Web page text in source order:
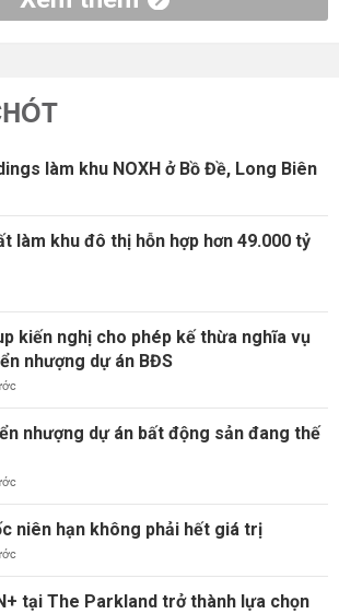
làm khu NOXH ở Bồ Đề, Long Biên
làm khu đô thị hỗn hợp hơn 49.000 tỷ
kiến nghị cho phép kế thừa nghĩa vụ
nhượng dự án BĐS
nhượng dự án bất động sản đang thế
niên hạn không phải hết giá trị
tại The Parkland trở thành lựa chọn